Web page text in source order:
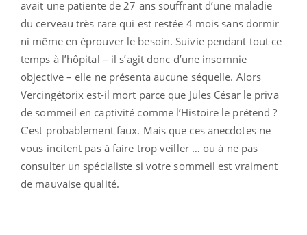
avait une patiente de 27 ans souffrant d’une maladie
du cerveau très rare qui est restée 4 mois sans dormir
ni même en éprouver le besoin. Suivie pendant tout ce
temps à l’hôpital – il s’agit donc d’une insomnie
objective – elle ne présenta aucune séquelle. Alors
Vercingétorix est-il mort parce que Jules César le priva
de sommeil en captivité comme l’Histoire le prétend ?
C’est probablement faux. Mais que ces anecdotes ne
vous incitent pas à faire trop veiller … ou à ne pas
consulter un spécialiste si votre sommeil est vraiment
de mauvaise qualité.